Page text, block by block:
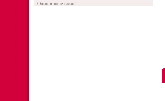
Один в поле воин!...